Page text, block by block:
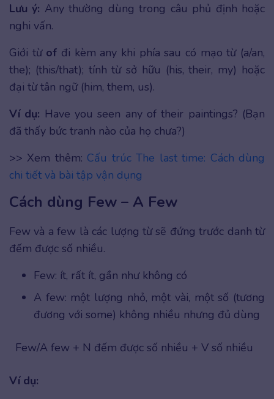
Lưu ý: Any thường dùng trong câu phủ định hoặc
nghi vấn.
Giới từ of đi kèm any khi phía sau có mạo từ (a/an,
the); (this/that); tính từ sở hữu (his, their, my) hoặc
đại từ tân ngữ (him, them, us).
Ví dụ: Have you seen any of their paintings? (Bạn
đã thấy bức tranh nào của họ chưa?)
>> Xem thêm: Cấu trúc The last time: Cách dùng
chi tiết và bài tập vận dụng
Cách dùng Few – A Few
Few và a few là các lượng từ sẽ đứng trước danh từ
đếm được số nhiều.
Few: ít, rất ít, gần như không có
A few: một lượng nhỏ, một vài, một số (tương
đương với some) không nhiều nhưng đủ dùng
Few/A few + N đếm được số nhiều + V số nhiều
Ví dụ: